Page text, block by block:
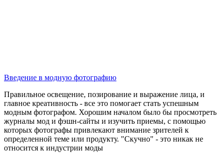
Введение в модную фотографию
Правильное освещение, позирование и выражение лица, и
главное креативность - все это помогает стать успешным
модным фотографом. Хорошим началом было бы просмотреть
журналы мод и фэшн-сайты и изучить приемы, c помощью
которых фотографы привлекают внимание зрителей к
определенной теме или продукту. "Скучно" - это никак не
относится к индустрии моды